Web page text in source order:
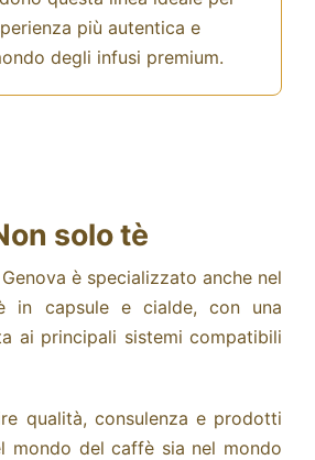
più autentica e
degli infusi premium.
solo tè
è specializzato anche nel
in capsule e cialde, con una
ai principali sistemi compatibili
qualità, consulenza e prodotti
mondo del caffè sia nel mondo